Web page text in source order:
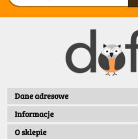
Dane adresowe
Informacje
O sklepie